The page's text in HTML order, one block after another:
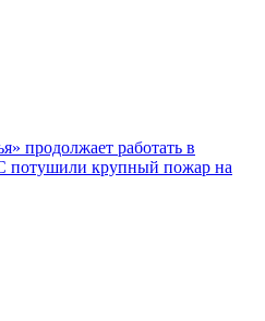
продолжает работать в
потушили крупный пожар на